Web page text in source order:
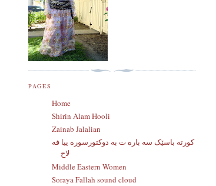
PAGES
Home
Shirin Alam Hooli
Zainab Jalalian
کورته باسێک سه باره ت به دوکتورسوره ییا فه
لاح
Middle Eastern Women
Soraya Fallah sound cloud